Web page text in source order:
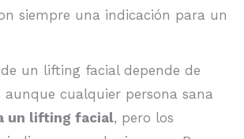
siempre una indicación para un
un lifting facial depende de
aunque cualquier persona sana
un lifting facial, pero los